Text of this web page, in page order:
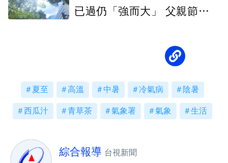
已過仍「強而大」 父親節前後
夏至 高溫 中暑 冷氣病 陰暑
西瓜汁 青草茶 氣象署 氣象 生活
綜合報導 台視新聞